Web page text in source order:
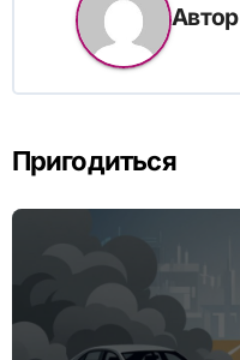
Автор
Пригодиться